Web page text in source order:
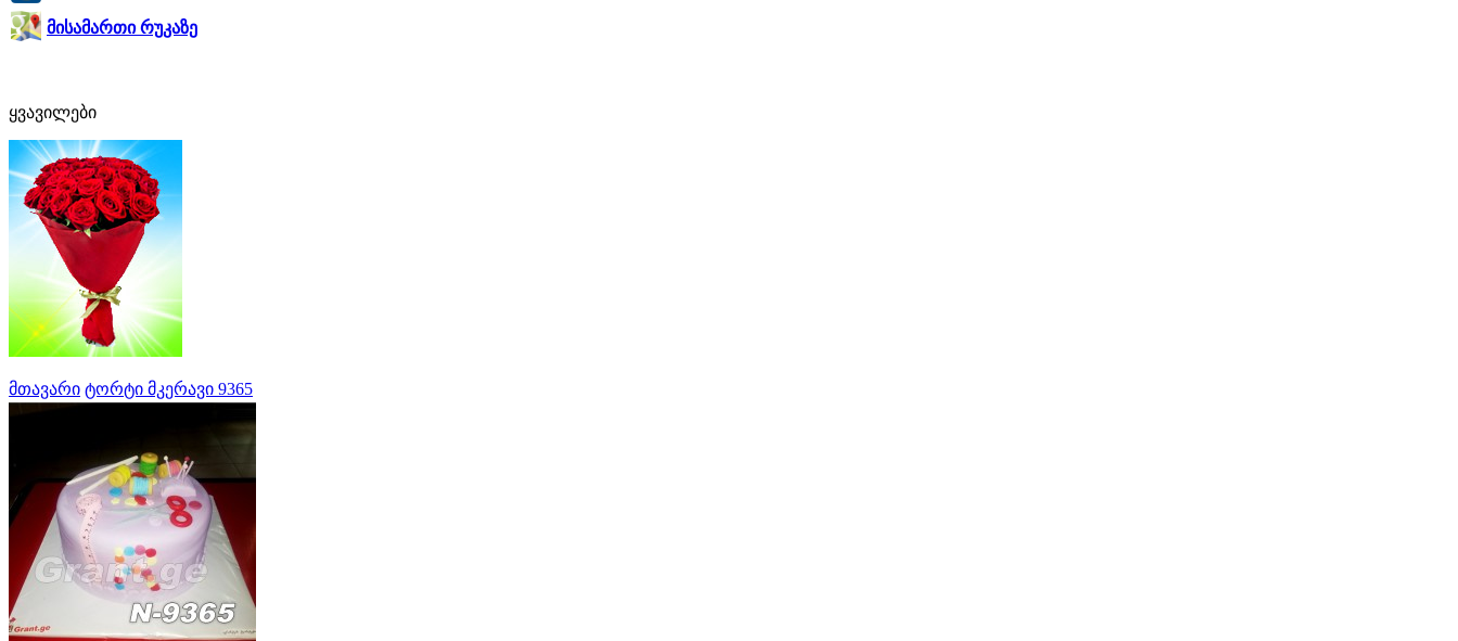
მისამართი რუკაზე
ყვავილები
მთავარი ტორტი მკერავი 9365